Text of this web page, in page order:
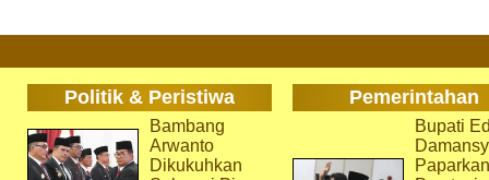
Politik & Peristiwa Pemerintahan
Bambang
Arwanto
Dikukuhkan
Bupati
Paparkan